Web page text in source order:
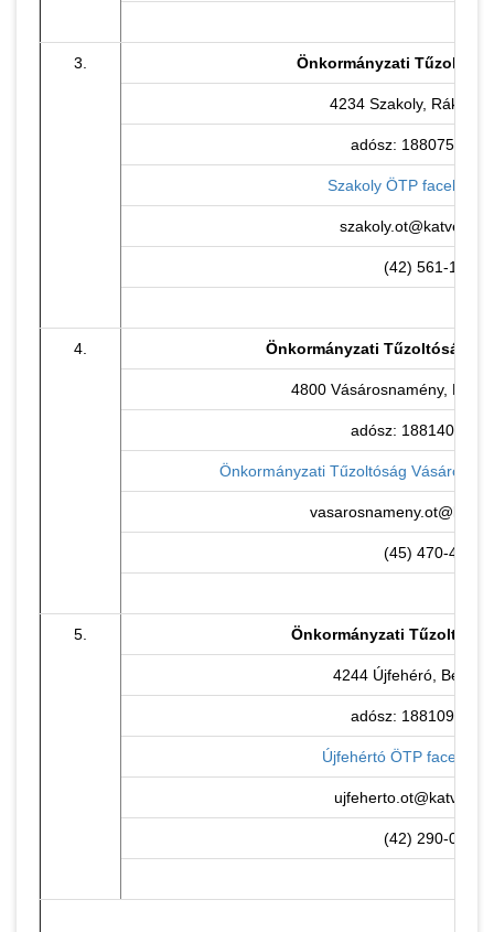
3. Önkormányzati
4234 Szakoly, Rákóczi
adósz: 18807534-
Szakoly ÖTP facebook
(42) 561-108
4. Önkormányzati Tűzoltóság
4800 Vásárosnamény,
adósz: 18814080-
Önkormányzati Tűzoltóság
(45) 470-440
5. Önkormányzati
4244 Újfehéró, Béke
adósz: 18810938-
Újfehértó ÖTP
(42) 290-005